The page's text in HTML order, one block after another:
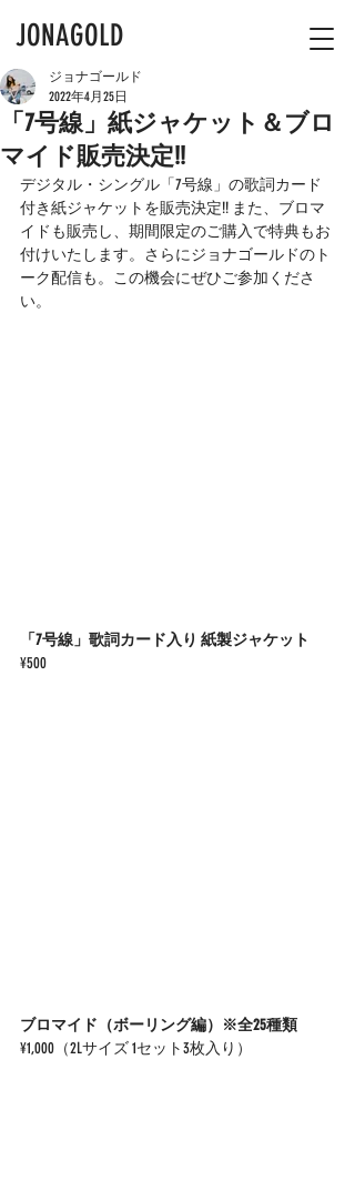
JONAGOLD
「7号線」紙ジャケット＆ブロ
マイド販売決定!!
ジョナゴールド
2022年4月25日
デジタル・シングル「7号線」の歌詞カード
付き紙ジャケットを販売決定!! また、ブロマ
イドも販売し、期間限定のご購入で特典もお
付けいたします。さらにジョナゴールドのト
ーク配信も。この機会にぜひご参加くださ
い。
「7号線」歌詞カード入り 紙製ジャケット
¥500
ブロマイド（ボーリング編）※全25種類
¥1,000（2Lサイズ 1セット3枚入り）